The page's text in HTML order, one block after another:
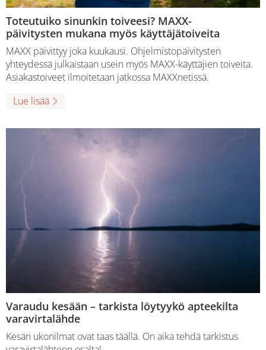
Toteutuiko sinunkin toiveesi? MAXX-
päivitysten mukana myös käyttäjätoiveita
MAXX päivittyy joka kuukausi. Ohjelmistopäivitysten
yhteydessä julkaistaan usein myös MAXX-käyttäjien toiveita.
Asiakastoiveet ilmoitetaan jatkossa MAXXnetissä.
Lue lisää
Varaudu kesään – tarkista löytyykö apteekilta
varavirtalähde
Kesän ukonilmat ovat taas täällä. On aika tehdä tarkistus